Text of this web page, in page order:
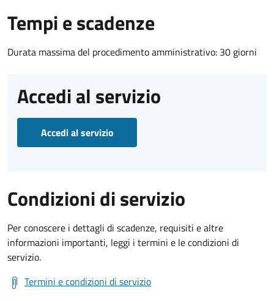
Tempi e scadenze
Durata massima del procedimento amministrativo: 30 giorni
Accedi al servizio
Accedi al servizio
Condizioni di servizio
Per conoscere i dettagli di scadenze, requisiti e altre
informazioni importanti, leggi i termini e le condizioni di
servizio.
Termini e condizioni di servizio